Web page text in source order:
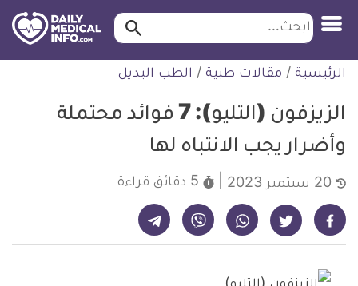
التخطي
للمحتوى
ابحث ابحث…
الرئيسية / مقالات طبية / الطب البديل
الزيزفون (التليو): 7 فوائد محتملة
وأضرار يجب الانتباه لها
5 دقائق قراءة
شارك على فيسبوك - ديلي ميديكال انفو شارك على تويتر - ديلي ميديكال انفو شارك على واتساب - ديلي ميديكال انفو شارك على فايبر - ديلي ميديكال انفو شارك على تيليجرام - ديلي ميديكال انفو